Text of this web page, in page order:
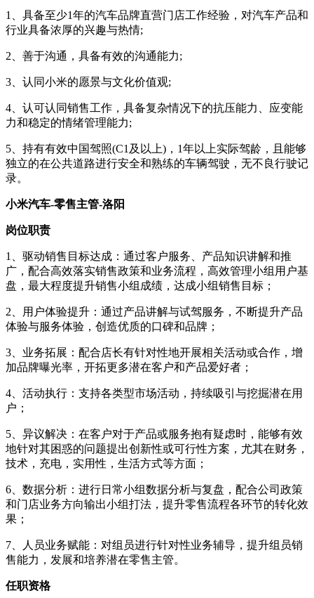
1、具备至少1年的汽车品牌直营门店工作经验，对汽车产品和
行业具备浓厚的兴趣与热情;
2、善于沟通，具备有效的沟通能力;
3、认同小米的愿景与文化价值观;
4、认可认同销售工作，具备复杂情况下的抗压能力、应变能
力和稳定的情绪管理能力;
5、持有有效中国驾照(C1及以上)，1年以上实际驾龄，且能够
独立的在公共道路进行安全和熟练的车辆驾驶，无不良行驶记
录。
小米汽车-零售主管-洛阳
岗位职责
1、驱动销售目标达成：通过客户服务、产品知识讲解和推
广，配合高效落实销售政策和业务流程，高效管理小组用户基
盘，最大程度提升销售小组成绩，达成小组销售目标；
2、用户体验提升：通过产品讲解与试驾服务，不断提升产品
体验与服务体验，创造优质的口碑和品牌；
3、业务拓展：配合店长有针对性地开展相关活动或合作，增
加品牌曝光率，开拓更多潜在客户和产品爱好者；
4、活动执行：支持各类型市场活动，持续吸引与挖掘潜在用
户；
5、异议解决：在客户对于产品或服务抱有疑虑时，能够有效
地针对其困惑的问题提出创新性或可行性方案，尤其在财务，
技术，充电，实用性，生活方式等方面；
6、数据分析：进行日常小组数据分析与复盘，配合公司政策
和门店业务方向输出小组打法，提升零售流程各环节的转化效
果；
7、人员业务赋能：对组员进行针对性业务辅导，提升组员销
售能力，发展和培养潜在零售主管。
任职资格